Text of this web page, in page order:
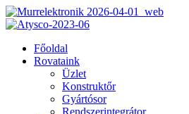
Főoldal
Rovataink
Üzlet
Konstruktőr
Gyártósor
Rendszerintegrátor